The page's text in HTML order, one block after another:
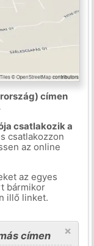
címen
csatlakozik a
csatlakozzon
az online
az egyes
bármikor
illő linket.
×
címen